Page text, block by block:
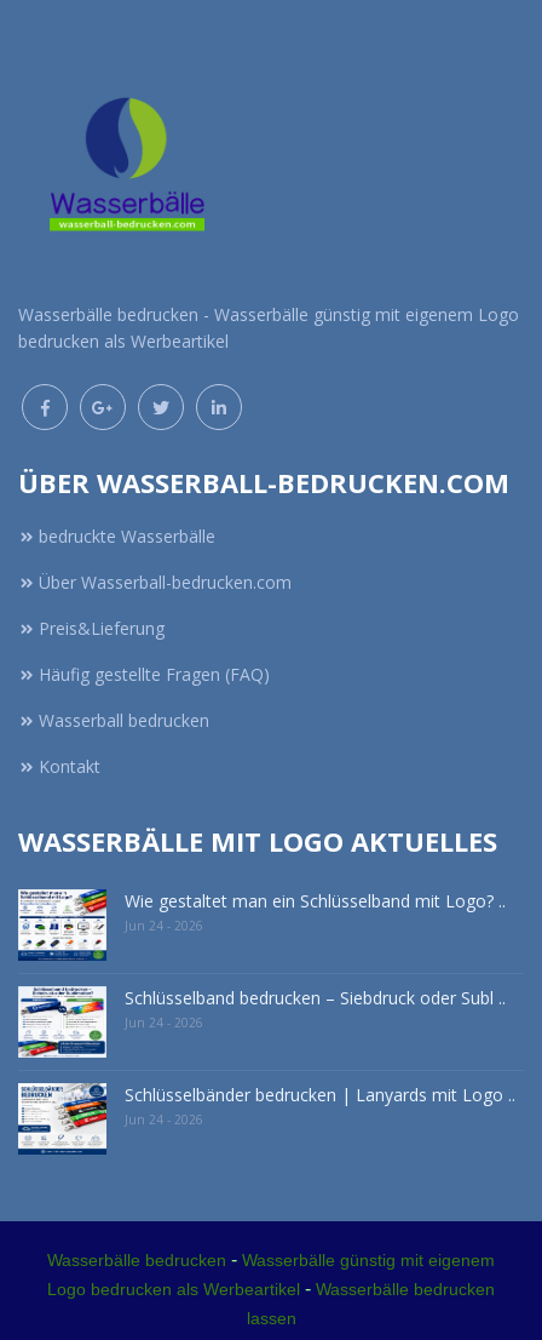
Wasserbälle bedrucken - Wasserbälle günstig mit eigenem Logo
bedrucken als Werbeartikel
ÜBER WASSERBALL-BEDRUCKEN.COM
bedruckte Wasserbälle
Über Wasserball-bedrucken.com
Preis&Lieferung
Häufig gestellte Fragen (FAQ)
Wasserball bedrucken
Kontakt
WASSERBÄLLE MIT LOGO AKTUELLES
Wie gestaltet man ein Schlüsselband mit Logo? ..
Jun 24 - 2026
Schlüsselband bedrucken – Siebdruck oder Subl ..
Jun 24 - 2026
Schlüsselbänder bedrucken | Lanyards mit Logo ..
Jun 24 - 2026
Wasserbälle bedrucken - Wasserbälle günstig mit eigenem
Logo bedrucken als Werbeartikel - Wasserbälle bedrucken
lassen